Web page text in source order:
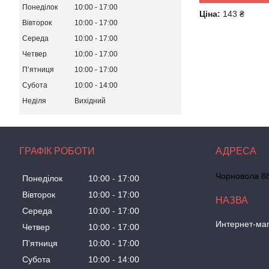
Ціна: 143 ₴
Понеділок 10:00
17:00
Вівторок
10:00
17:00
Середа
10:00
17:00
Четвер
10:00
17:00
Пʼятниця
10:00
17:00
Субота
10:00
14:00
Неділя
Вихідний
ГРАФІК РОБОТИ
Понеділок 10:00
17:00
Вівторок
10:00
17:00
Середа
10:00
17:00
Четвер
10:00
17:00
Пʼятниця
10:00
17:00
Субота
10:00 14:00
Чорновола
Интернет-